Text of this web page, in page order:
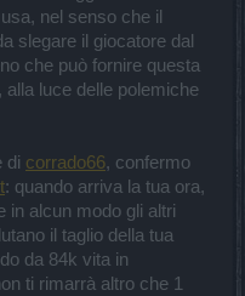
nel senso che il
slegare il giocatore dal
che può fornire questa
luce delle polemiche
di corrado66, confermo
: quando arriva la tua ora,
in alcun modo gli altri
il taglio della tua
da 84k vita in
ti rimarrà altro che 1